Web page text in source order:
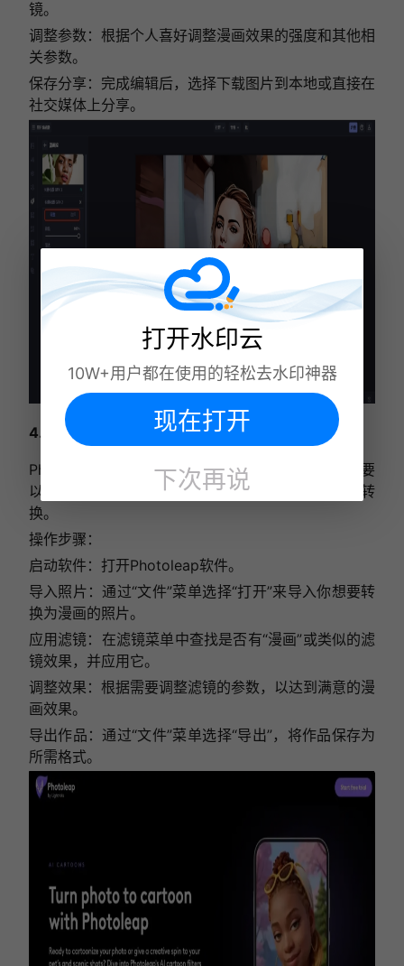
镜。
调整参数：根据个人喜好调整漫画效果的强度和其他相
关参数。
保存分享：完成编辑后，选择下载图片到本地或直接在
社交媒体上分享。
4. Photoleap
Photoleap是一款功能强大的图像处理软件，虽然主要
以照片编辑为主，但可能也支持一定程度的漫画风格转
换。
操作步骤：
启动软件：打开Photoleap软件。
导入照片：通过“文件”菜单选择“打开”来导入你想要转
换为漫画的照片。
应用滤镜：在滤镜菜单中查找是否有“漫画”或类似的滤
镜效果，并应用它。
调整效果：根据需要调整滤镜的参数，以达到满意的漫
画效果。
导出作品：通过“文件”菜单选择“导出”，将作品保存为
所需格式。
打开水印云
10W+用户都在使用的轻松去水印神器
现在打开
下次再说